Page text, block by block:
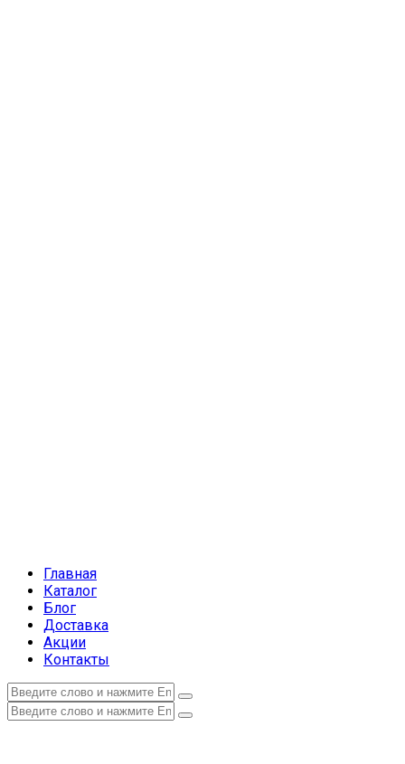
Главная
Каталог
Блог
Доставка
Акции
Контакты